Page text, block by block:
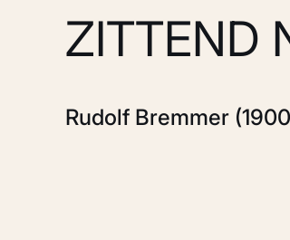
ZITTEND
Rudolf Bremmer